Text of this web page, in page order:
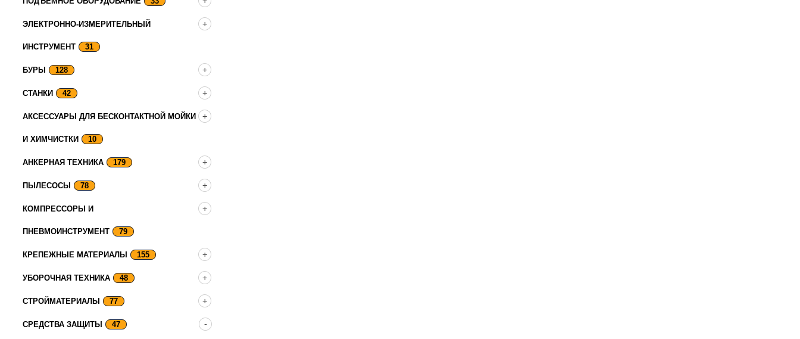
ЭЛЕКТРОННО-ИЗМЕРИТЕЛЬНЫЙ
ИНСТРУМЕНТ 31
БУРЫ 128
СТАНКИ 42
АКСЕССУАРЫ ДЛЯ БЕСКОНТАКТНОЙ МОЙКИ
И ХИМЧИСТКИ 10
АНКЕРНАЯ ТЕХНИКА 179
ПЫЛЕСОСЫ 78
КОМПРЕССОРЫ И
ПНЕВМОИНСТРУМЕНТ 79
КРЕПЕЖНЫЕ МАТЕРИАЛЫ 155
УБОРОЧНАЯ ТЕХНИКА 48
СТРОЙМАТЕРИАЛЫ 77
СРЕДСТВА ЗАЩИТЫ 47